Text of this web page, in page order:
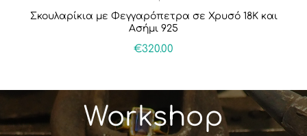
Σκουλαρίκια με Φεγγαρόπετρα σε Χρυσό 18Κ και
Ασήμι 925
€320.00
Workshop